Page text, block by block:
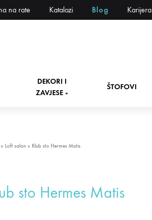
na rate Katalozi Blog Karijera
DEKORI I
ZAVJESE +
ŠTOFOVI
Loft salon» Klub sto Hermes Matis
sto Hermes Matis